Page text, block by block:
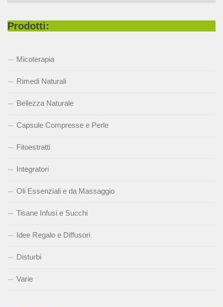
Prodotti:
Micoterapia
Rimedi Naturali
Bellezza Naturale
Capsule Compresse e Perle
Fitoestratti
Integratori
Oli Essenziali e da Massaggio
Tisane Infusi e Succhi
Idee Regalo e Diffusori
Disturbi
Varie